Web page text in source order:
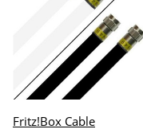
Fritz!Box Cable